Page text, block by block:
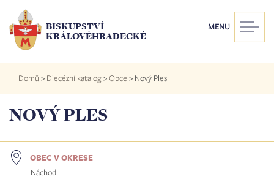
hlavnímu
obsahu
BISKUPSTVÍ
KRÁLOVÉHRADECKÉ
MENU
Drobečková
navigace
Domů > Diecézní katalog>Obce > Nový Ples
NOVÝ PLES
OBEC V OKRESE
Náchod